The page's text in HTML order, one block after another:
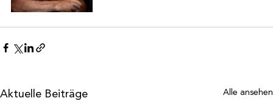
Aktuelle Beiträge Alle ansehen